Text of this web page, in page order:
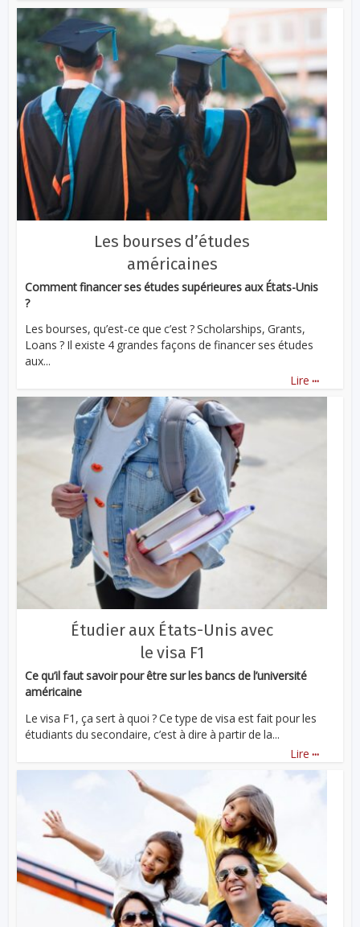
Les bourses d’études
américaines
Comment financer ses études supérieures aux États-Unis
?
Les bourses, qu’est-ce que c’est ? Scholarships, Grants,
Loans ? Il existe 4 grandes façons de financer ses études
aux...
Lire ...
Étudier aux États-Unis avec
le visa F1
Ce qu’il faut savoir pour être sur les bancs de l’université
américaine
Le visa F1, ça sert à quoi ? Ce type de visa est fait pour les
étudiants du secondaire, c’est à dire à partir de la...
Lire ...